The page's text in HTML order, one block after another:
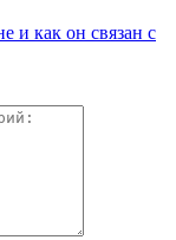
и как он связан с